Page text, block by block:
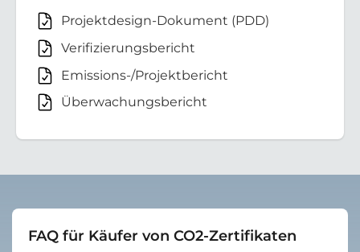
Projektdesign-Dokument (PDD)
Verifizierungsbericht
Emissions-/Projektbericht
Überwachungsbericht
FAQ für Käufer von CO2-Zertifikaten